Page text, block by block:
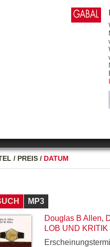
/ PREIS / DATUM
MP3
Douglas B Allen,
LOB UND
E-
Name